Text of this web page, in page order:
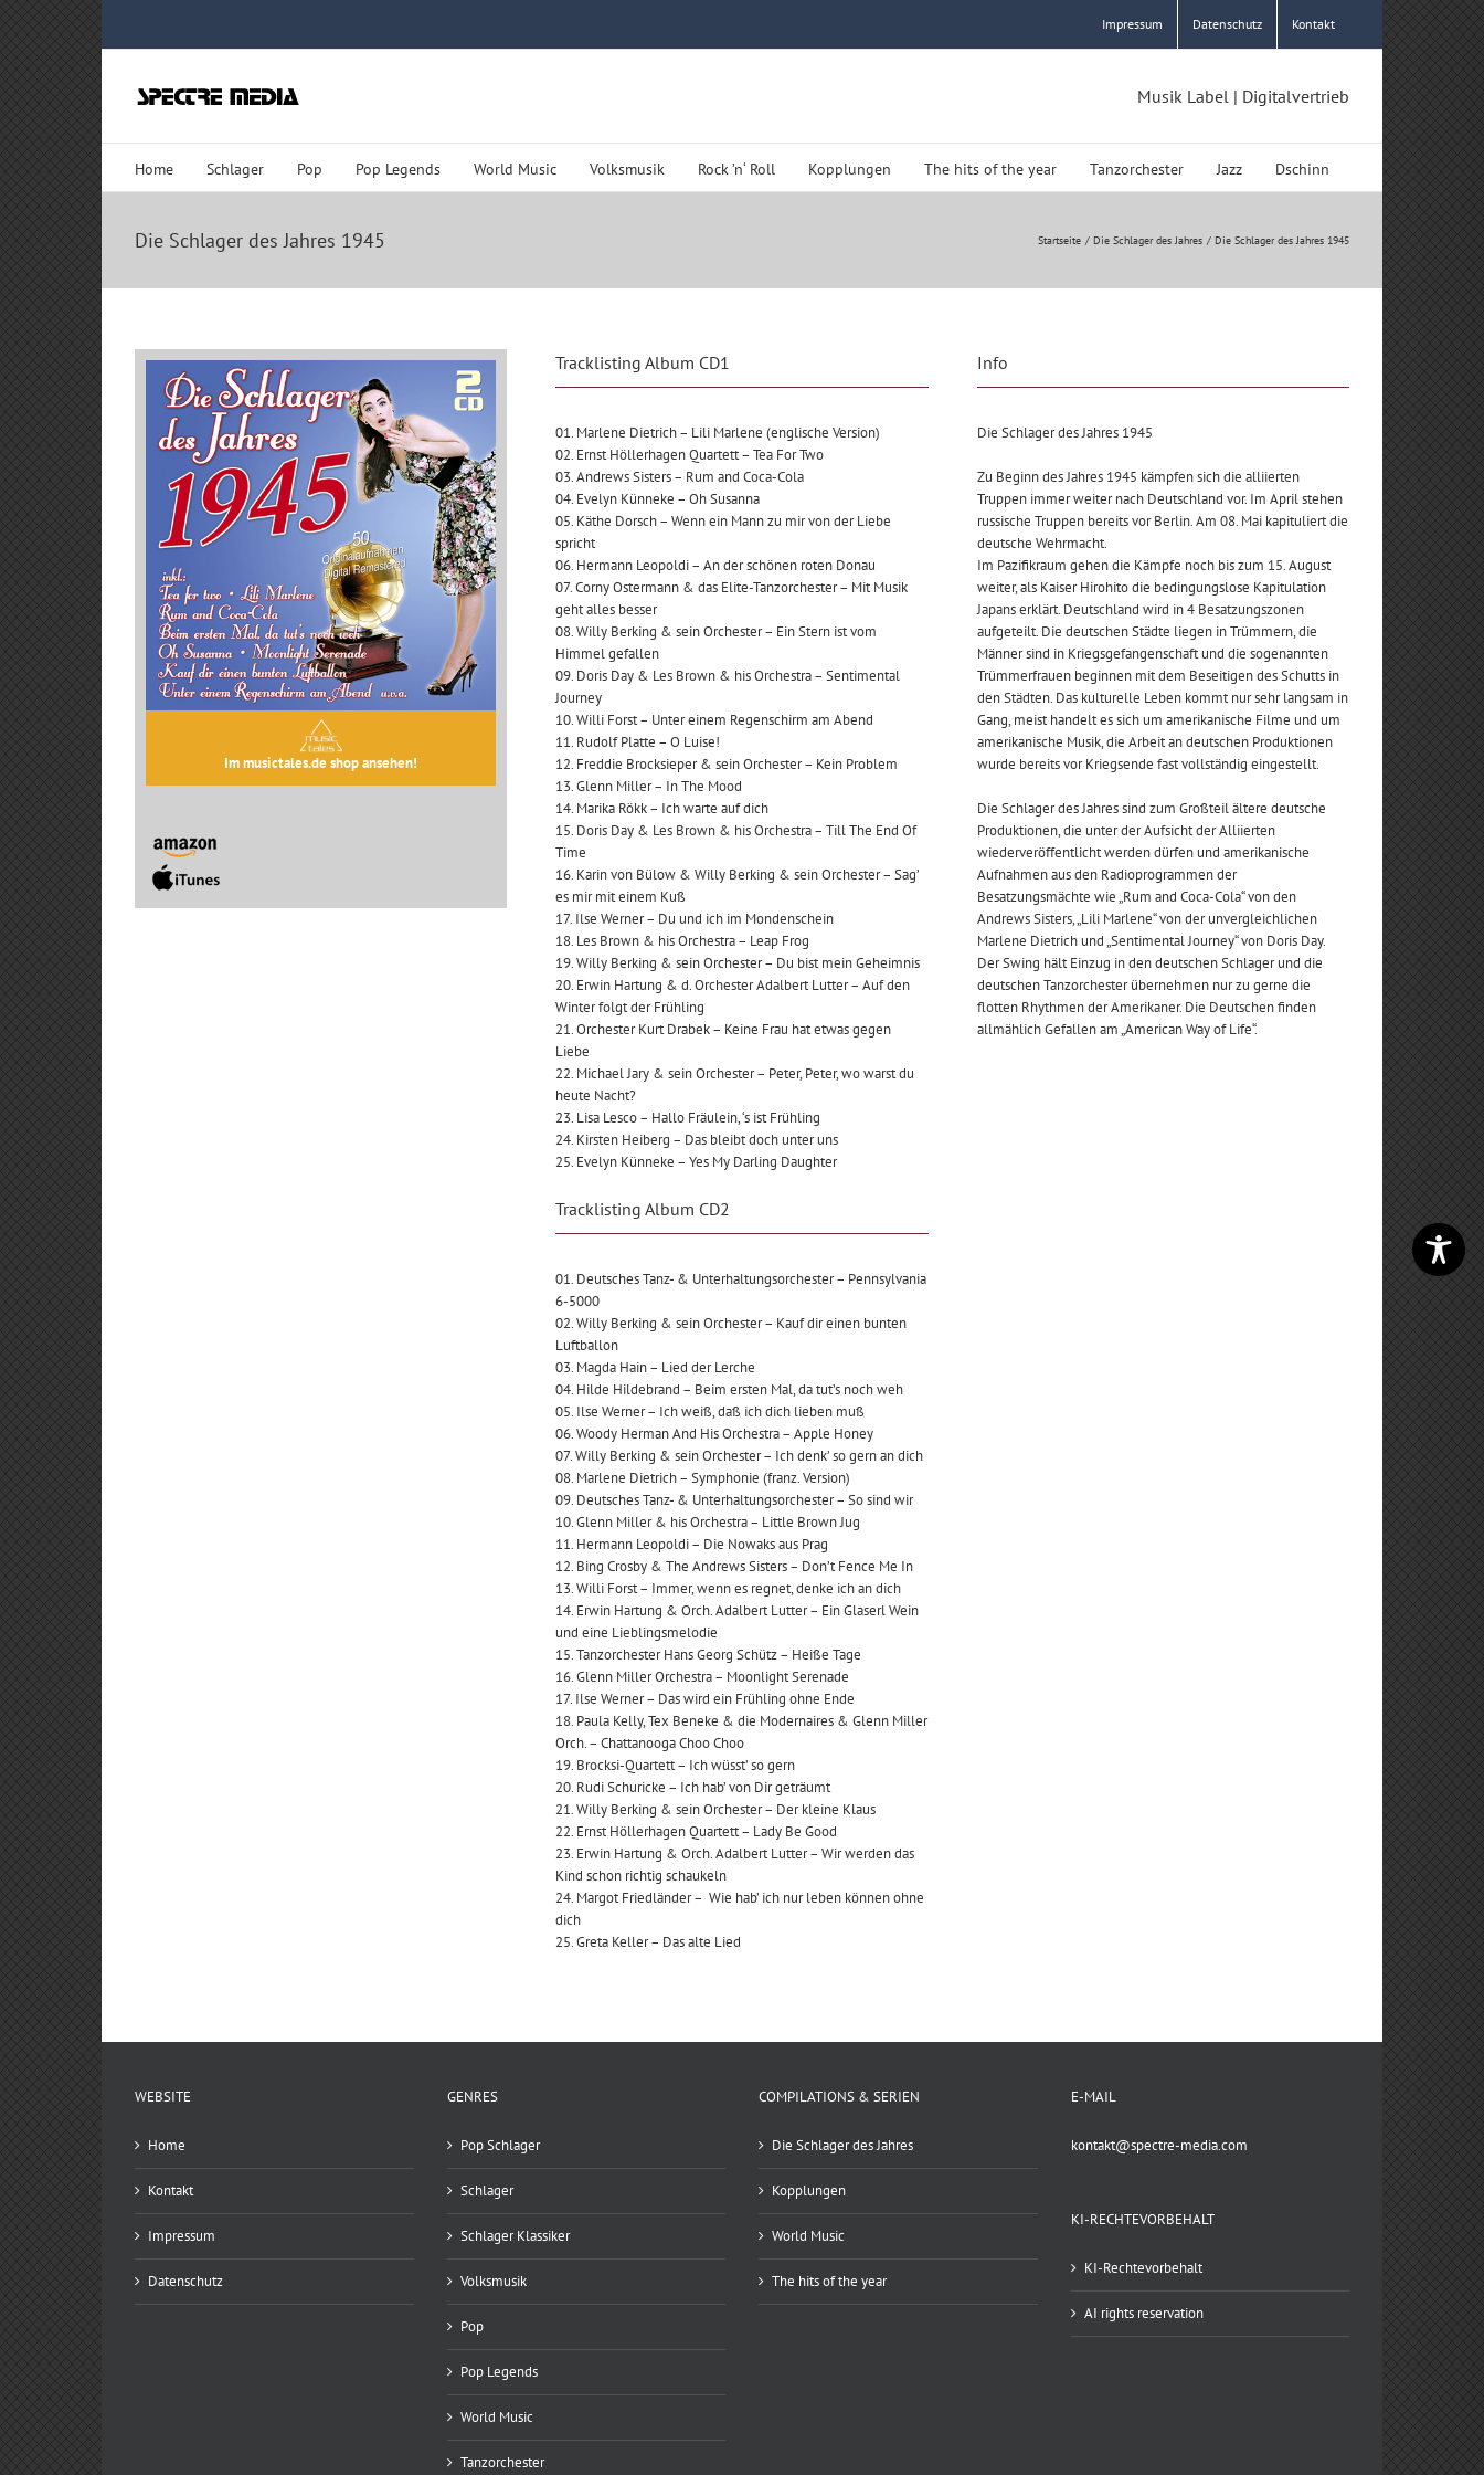
Impressum Datenschutz Kontakt
Musik Label | Digitalvertrieb
Home Schlager Pop Pop Legends World Music Volksmusik Rock ’n‘ Roll Kopplungen The hits of the year Tanzorchester Jazz Dschinn
Die Schlager des Jahres 1945 Startseite Die Schlager des Jahres Die Schlager des Jahres 1945
Im musictales.de shop ansehen!
Tracklisting Album CD1
01. Marlene Dietrich – Lili Marlene (englische Version)
02. Ernst Höllerhagen Quartett – Tea For Two
03. Andrews Sisters – Rum and Coca-Cola
04. Evelyn Künneke – Oh Susanna
05. Käthe Dorsch – Wenn ein Mann zu mir von der Liebe
spricht
06. Hermann Leopoldi – An der schönen roten Donau
07. Corny Ostermann & das Elite-Tanzorchester – Mit Musik
geht alles besser
08. Willy Berking & sein Orchester – Ein Stern ist vom
Himmel gefallen
09. Doris Day & Les Brown & his Orchestra – Sentimental
Journey
10. Willi Forst – Unter einem Regenschirm am Abend
11. Rudolf Platte – O Luise!
12. Freddie Brocksieper & sein Orchester – Kein Problem
13. Glenn Miller – In The Mood
14. Marika Rökk – Ich warte auf dich
15. Doris Day & Les Brown & his Orchestra – Till The End Of
Time
16. Karin von Bülow & Willy Berking & sein Orchester – Sag’
es mir mit einem Kuß
17. Ilse Werner – Du und ich im Mondenschein
18. Les Brown & his Orchestra – Leap Frog
19. Willy Berking & sein Orchester – Du bist mein Geheimnis
20. Erwin Hartung & d. Orchester Adalbert Lutter – Auf den
Winter folgt der Frühling
21. Orchester Kurt Drabek – Keine Frau hat etwas gegen
Liebe
22. Michael Jary & sein Orchester – Peter, Peter, wo warst du
heute Nacht?
23. Lisa Lesco – Hallo Fräulein, ‘s ist Frühling
24. Kirsten Heiberg – Das bleibt doch unter uns
25. Evelyn Künneke – Yes My Darling Daughter
Tracklisting Album CD2
01. Deutsches Tanz- & Unterhaltungsorchester – Pennsylvania
6-5000
02. Willy Berking & sein Orchester – Kauf dir einen bunten
Luftballon
03. Magda Hain – Lied der Lerche
04. Hilde Hildebrand – Beim ersten Mal, da tut’s noch weh
05. Ilse Werner – Ich weiß, daß ich dich lieben muß
06. Woody Herman And His Orchestra – Apple Honey
07. Willy Berking & sein Orchester – Ich denk’ so gern an dich
08. Marlene Dietrich – Symphonie (franz. Version)
09. Deutsches Tanz- & Unterhaltungsorchester – So sind wir
10. Glenn Miller & his Orchestra – Little Brown Jug
11. Hermann Leopoldi – Die Nowaks aus Prag
12. Bing Crosby & The Andrews Sisters – Don’t Fence Me In
13. Willi Forst – Immer, wenn es regnet, denke ich an dich
14. Erwin Hartung & Orch. Adalbert Lutter – Ein Glaserl Wein
und eine Lieblingsmelodie
15. Tanzorchester Hans Georg Schütz – Heiße Tage
16. Glenn Miller Orchestra – Moonlight Serenade
17. Ilse Werner – Das wird ein Frühling ohne Ende
18. Paula Kelly, Tex Beneke & die Modernaires & Glenn Miller
Orch. – Chattanooga Choo Choo
19. Brocksi-Quartett – Ich wüsst’ so gern
20. Rudi Schuricke – Ich hab’ von Dir geträumt
21. Willy Berking & sein Orchester – Der kleine Klaus
22. Ernst Höllerhagen Quartett – Lady Be Good
23. Erwin Hartung & Orch. Adalbert Lutter – Wir werden das
Kind schon richtig schaukeln
24. Margot Friedländer – Wie hab’ ich nur leben können ohne
dich
25. Greta Keller – Das alte Lied
Info
Die Schlager des Jahres 1945
Zu Beginn des Jahres 1945 kämpfen sich die alliierten
Truppen immer weiter nach Deutschland vor. Im April stehen
russische Truppen bereits vor Berlin. Am 08. Mai kapituliert die
deutsche Wehrmacht.
Im Pazifikraum gehen die Kämpfe noch bis zum 15. August
weiter, als Kaiser Hirohito die bedingungslose Kapitulation
Japans erklärt. Deutschland wird in 4 Besatzungszonen
aufgeteilt. Die deutschen Städte liegen in Trümmern, die
Männer sind in Kriegsgefangenschaft und die sogenannten
Trümmerfrauen beginnen mit dem Beseitigen des Schutts in
den Städten. Das kulturelle Leben kommt nur sehr langsam in
Gang, meist handelt es sich um amerikanische Filme und um
amerikanische Musik, die Arbeit an deutschen Produktionen
wurde bereits vor Kriegsende fast vollständig eingestellt.
Die Schlager des Jahres sind zum Großteil ältere deutsche
Produktionen, die unter der Aufsicht der Alliierten
wiederveröffentlicht werden dürfen und amerikanische
Aufnahmen aus den Radioprogrammen der
Besatzungsmächte wie „Rum and Coca-Cola“ von den
Andrews Sisters, „Lili Marlene“ von der unvergleichlichen
Marlene Dietrich und „Sentimental Journey“ von Doris Day.
Der Swing hält Einzug in den deutschen Schlager und die
deutschen Tanzorchester übernehmen nur zu gerne die
flotten Rhythmen der Amerikaner. Die Deutschen finden
allmählich Gefallen am „American Way of Life“.
WEBSITE
Home
Kontakt
Impressum
Datenschutz
GENRES
Pop Schlager
Schlager
Schlager Klassiker
Volksmusik
Pop
Pop Legends
World Music
Tanzorchester
COMPILATIONS & SERIEN
Die Schlager des Jahres
Kopplungen
World Music
The hits of the year
E-MAIL
kontakt@spectre-media.com
KI-RECHTEVORBEHALT
KI-Rechtevorbehalt
AI rights reservation